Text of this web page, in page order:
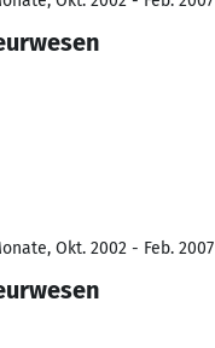
Okt. 2002 - Feb. 2007